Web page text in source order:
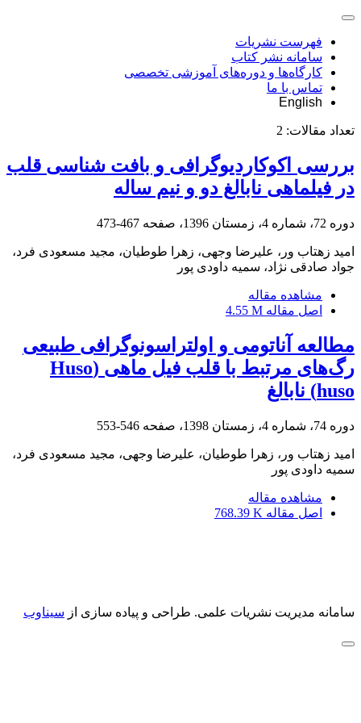
فهرست نشریات
سامانه نشر کتاب
کارگاه‌ها و دوره‌های آموزشی تخصصی
تماس با ما
English
تعداد مقالات: 2
بررسی اکوکاردیوگرافی و بافت شناسی قلب
در فیلماهی نابالغ دو و نیم ساله
دوره 72، شماره 4، زمستان 1396، صفحه 467-473
امید زهتاب ور، علیرضا وجهی، زهرا طوطیان، مجید مسعودی فرد،
جواد صادقی نژاد، سمیه داودی پور
مشاهده مقاله
اصل مقاله 4.55 M
مطالعه آناتومی و اولتراسونوگرافی طبیعی
رگ‌های مرتبط با قلب فیل ماهی (Huso
huso) نابالغ
دوره 74، شماره 4، زمستان 1398، صفحه 546-553
امید زهتاب ور، زهرا طوطیان، علیرضا وجهی، مجید مسعودی فرد،
سمیه داودی پور
مشاهده مقاله
اصل مقاله 768.39 K
سامانه مدیریت نشریات علمی. طراحی و پیاده سازی از سیناوب